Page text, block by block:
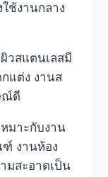
ช้งานกลาง
วสแตนเลสมี
แต่ง งานส
ณ์ดี
มาะกับงาน
ฑ์ งานห้อง
มสะอาดเป็น